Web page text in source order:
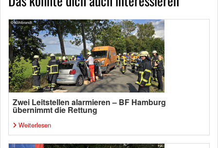
Zwei Leitstellen alarmieren – BF Hamburg
übernimmt die Rettung
Weiterlesen